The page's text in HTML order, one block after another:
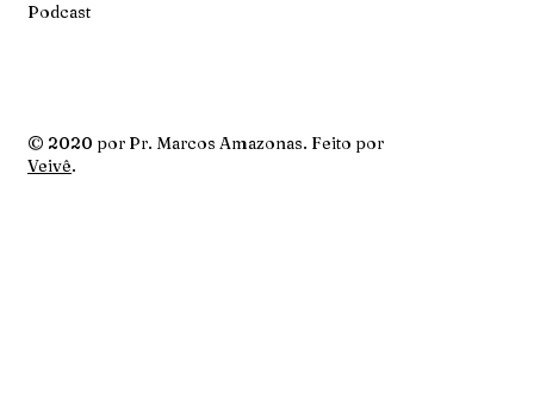
Podcast
© 2020 por Pr. Marcos Amazonas. Feito por
Veivê.